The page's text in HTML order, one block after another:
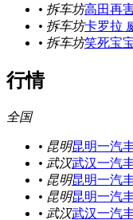
• 拆车坊高田再
• 拆车坊卡罗拉
• 拆车坊笑死宝
行情
全国
• 昆明昆明一汽
• 武汉武汉一汽
• 昆明昆明一汽
• 昆明昆明一汽
• 武汉武汉一汽